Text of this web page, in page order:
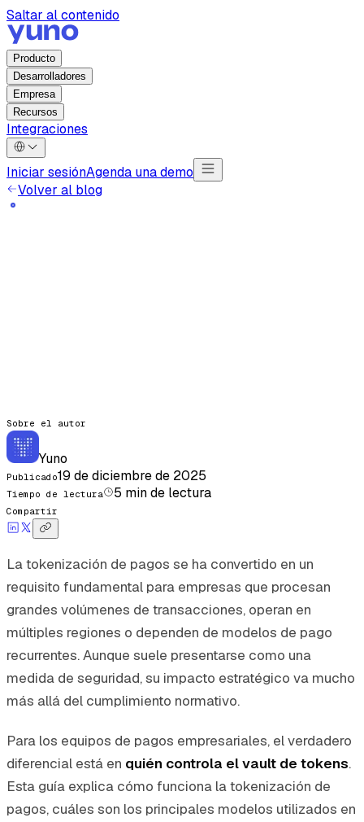
Saltar al contenido
Producto
Desarrolladores
Empresa
Recursos
Integraciones
Iniciar sesiónAgenda una demo
Volver al blog
Sobre el autor
Yuno
Publicado19 de diciembre de 2025
Tiempo de lectura 5 min de lectura
Compartir
La tokenización de pagos se ha convertido en un
requisito fundamental para empresas que procesan
grandes volúmenes de transacciones, operan en
múltiples regiones o dependen de modelos de pago
recurrentes. Aunque suele presentarse como una
medida de seguridad, su impacto estratégico va mucho
más allá del cumplimiento normativo.
Para los equipos de pagos empresariales, el verdadero
diferencial está en quién controla el vault de tokens.
Esta guía explica cómo funciona la tokenización de
pagos, cuáles son los principales modelos utilizados en